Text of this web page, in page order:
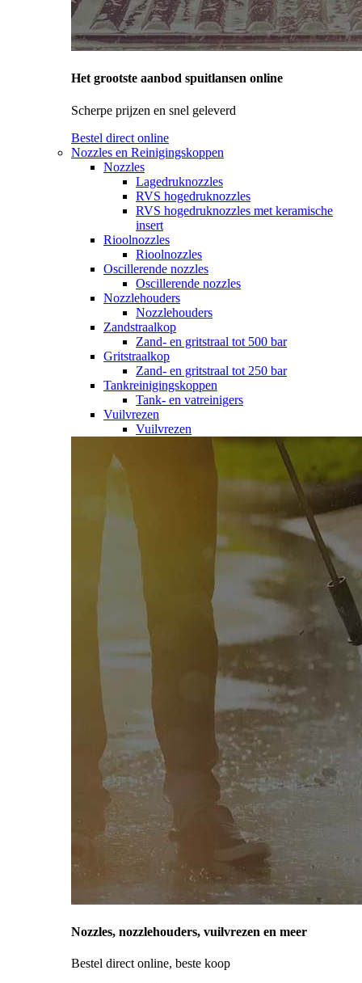
Het grootste aanbod spuitlansen online
Scherpe prijzen en snel geleverd
Bestel direct online
Nozzles en Reinigingskoppen
Nozzles
Lagedruknozzles
RVS hogedruknozzles
RVS hogedruknozzles met keramische
insert
Rioolnozzles
Rioolnozzles
Oscillerende nozzles
Oscillerende nozzles
Nozzlehouders
Nozzlehouders
Zandstraalkop
Zand- en gritstraal tot 500 bar
Gritstraalkop
Zand- en gritstraal tot 250 bar
Tankreinigingskoppen
Tank- en vatreinigers
Vuilvrezen
Vuilvrezen
Nozzles, nozzlehouders, vuilvrezen en meer
Bestel direct online, beste koop